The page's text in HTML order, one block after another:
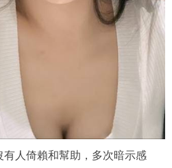
人倚賴和幫助，多次暗示感